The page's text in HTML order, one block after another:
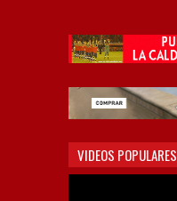
VIDEOS POPULARES